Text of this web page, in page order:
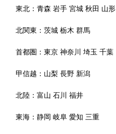
東北：青森 岩手 宮城 秋田 山形
北関東：茨城 栃木 群馬
首都圏：東京 神奈川 埼玉 千葉
甲信越： 山梨 長野 新潟
北陸：富山 石川 福井
東海：静岡 岐阜 愛知 三重